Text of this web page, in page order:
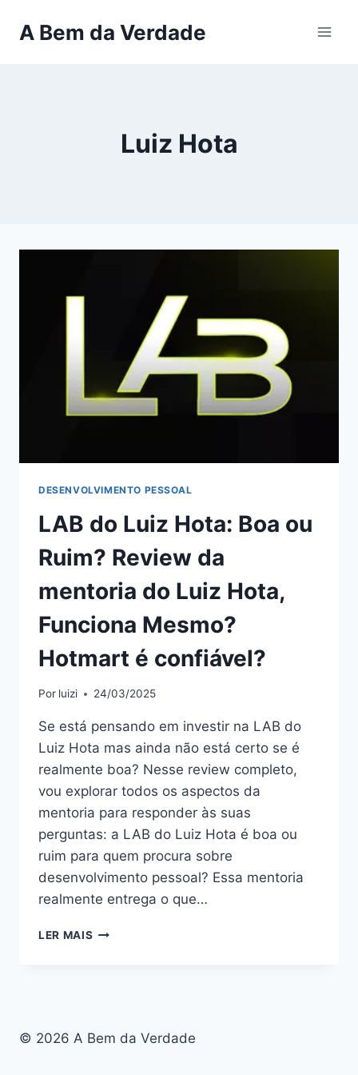
paraA Bem da Verdade
Luiz Hota
DESENVOLVIMENTO PESSOAL
LAB do Luiz Hota: Boa ou
Ruim? Review da
mentoria do Luiz Hota,
Funciona Mesmo?
Hotmart é confiável?
Por luizi 24/03/2025
Se está pensando em investir na LAB do
Luiz Hota mas ainda não está certo se é
realmente boa? Nesse review completo,
vou explorar todos os aspectos da
mentoria para responder às suas
perguntas: a LAB do Luiz Hota é boa ou
ruim para quem procura sobre
desenvolvimento pessoal? Essa mentoria
realmente entrega o que…
LER MAIS LAB
RUIM?
© 2026 A Bem da Verdade